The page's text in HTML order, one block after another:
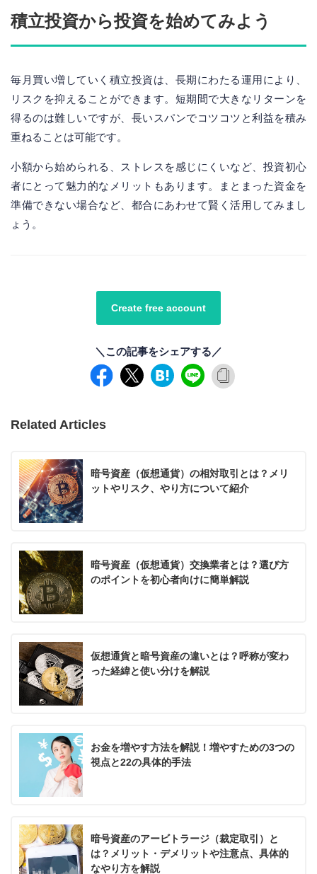
積立投資から投資を始めてみよう
毎月買い増していく積立投資は、長期にわたる運用により、
リスクを抑えることができます。短期間で大きなリターンを
得るのは難しいですが、長いスパンでコツコツと利益を積み
重ねることは可能です。
小額から始められる、ストレスを感じにくいなど、投資初心
者にとって魅力的なメリットもあります。まとまった資金を
準備できない場合など、都合にあわせて賢く活用してみまし
ょう。
Create free account
＼この記事をシェアする／
Related Articles
暗号資産（仮想通貨）の相対取引とは？メリ
ットやリスク、やり方について紹介
暗号資産（仮想通貨）交換業者とは？選び方
のポイントを初心者向けに簡単解説
仮想通貨と暗号資産の違いとは？呼称が変わ
った経緯と使い分けを解説
お金を増やす方法を解説！増やすための3つの
視点と22の具体的手法
暗号資産のアービトラージ（裁定取引）と
は？メリット・デメリットや注意点、具体的
なやり方を解説